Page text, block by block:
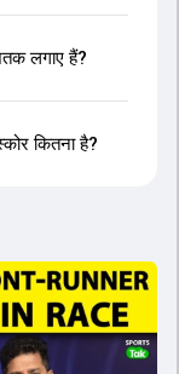
लगाए हैं?
कितना है?